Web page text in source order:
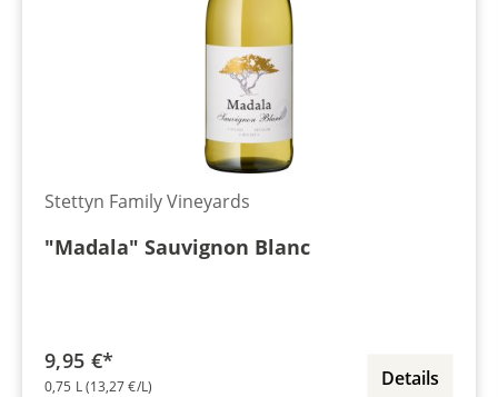
Stettyn Family Vineyards
"Madala" Sauvignon Blanc
9,95 €*
0,75 L(13,27 €/L) Details